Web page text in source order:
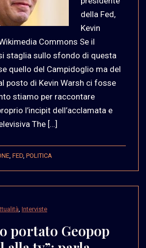
della Fed,
Kevin
Commons Se il
staglia sullo sfondo di questa
quello del Campidoglio ma del
posto di Kevin Warsh ci fosse
stiamo per raccontare
l’incipit dell’acclamata e
The […]
FED POLITICA
Interviste
portato Geopop